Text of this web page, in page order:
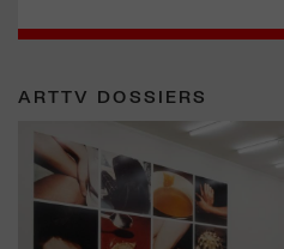
ARTTV DOSSIERS